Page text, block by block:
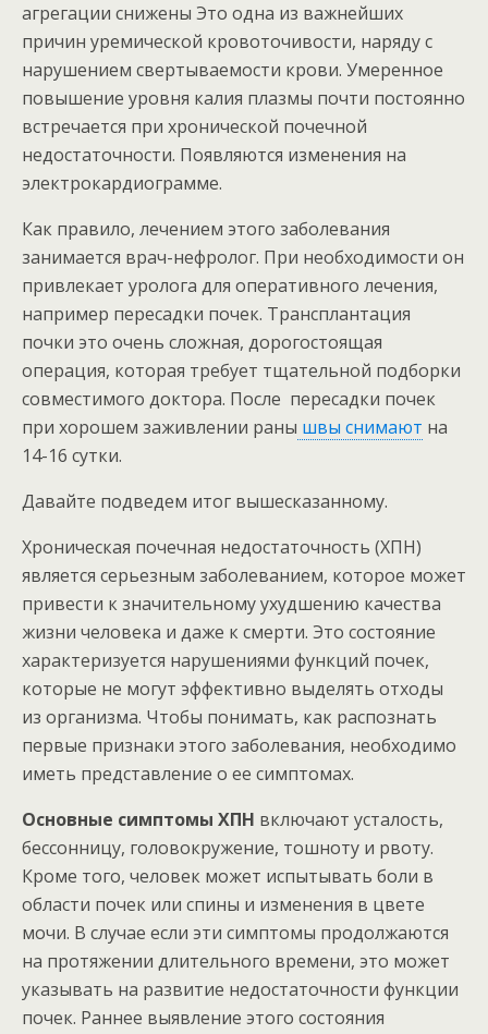
агрегации снижены Это одна из важнейших
причин уремической кровоточивости, наряду с
нарушением свертываемости крови. Умеренное
повышение уровня калия плазмы почти постоянно
встречается при хронической почечной
недостаточности. Появляются изменения на
электрокардиограмме.
Как правило, лечением этого заболевания
занимается врач-нефролог. При необходимости он
привлекает уролога для оперативного лечения,
например пересадки почек. Трансплантация
почки это очень сложная, дорогостоящая
операция, которая требует тщательной подборки
совместимого доктора. После пересадки почек
при хорошем заживлении раны швы снимают на
14-16 сутки.
Давайте подведем итог вышесказанному.
Хроническая почечная недостаточность (ХПН)
является серьезным заболеванием, которое может
привести к значительному ухудшению качества
жизни человека и даже к смерти. Это состояние
характеризуется нарушениями функций почек,
которые не могут эффективно выделять отходы
из организма. Чтобы понимать, как распознать
первые признаки этого заболевания, необходимо
иметь представление о ее симптомах.
Основные симптомы ХПН включают усталость,
бессонницу, головокружение, тошноту и рвоту.
Кроме того, человек может испытывать боли в
области почек или спины и изменения в цвете
мочи. В случае если эти симптомы продолжаются
на протяжении длительного времени, это может
указывать на развитие недостаточности функции
почек. Раннее выявление этого состояния